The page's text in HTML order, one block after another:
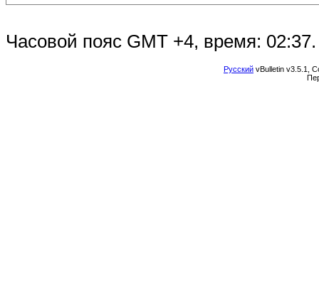
Часовой пояс GMT +4, время: 02:37.
Русский vBulletin v3.5.1,